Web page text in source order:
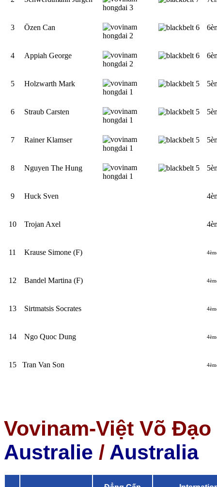
3 Özen Can
4 Appiah George
5 Holzwarth Mark
6 Straub Carsten
7 Rainer Klamser
8 Nguyen The Hung
9 Huck Sven
10 Trojan Axel
11 Krause Simone (F)
12 Bandel Martina (F)
13 Sirtmatsis Socrates
14 Ngo Quoc Dung
15 Tran Van Son
Vovinam-Việt Võ
Australie / Australia